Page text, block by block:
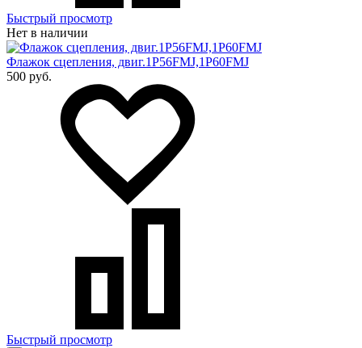
Быстрый просмотр
Нет в наличии
Флажок сцепления, двиг.1P56FMJ,1P60FMJ
500 руб.
Быстрый просмотр